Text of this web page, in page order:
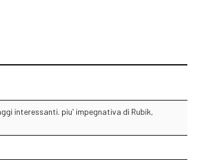
interessanti. piu' impegnativa di Rubik,